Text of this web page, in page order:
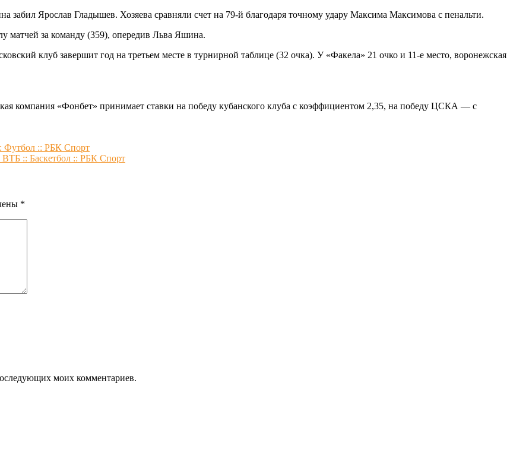
забил Ярослав Гладышев. Хозяева сравняли счет на 79-й благодаря точному удару Максима Максимова с пенальти.
матчей за команду (359), опередив Льва Яшина.
клуб завершит год на третьем месте в турнирной таблице (32 очка). У «Факела» 21 очко и 11-е место, воронежская
компания «Фонбет» принимает ставки на победу кубанского клуба с коэффициентом 2,35, на победу ЦСКА — с
Футбол :: РБК Спорт
:: Баскетбол :: РБК Спорт
*
моих комментариев.